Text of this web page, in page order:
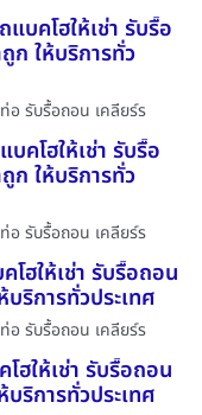
บคโฮให้เช่า รับรื้อ
ก ให้บริการทั่ว
อ รับรื้อถอน เคลียร์ร
คโฮให้เช่า รับรื้อ
ก ให้บริการทั่ว
อ รับรื้อถอน เคลียร์ร
ฮให้เช่า รับรื้อถอน
ริการทั่วประเทศ
อ รับรื้อถอน เคลียร์ร
ฮให้เช่า รับรื้อถอน
ริการทั่วประเทศ